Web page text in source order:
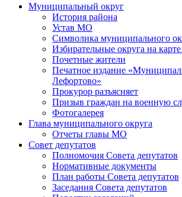
Муниципальный округ
История района
Устав МО
Символика муниципального
Избирательные округа на
Почетные жители
Печатное издание
Лефортово»
Прокурор разъясняет
Призыв граждан на военную
Фотогалерея
Глава муниципального округа
Отчеты главы МО
Совет депутатов
Полномочия Совета депутатов
Нормативные документы
План работы Совета депутатов
Заседания Cовета депутатов